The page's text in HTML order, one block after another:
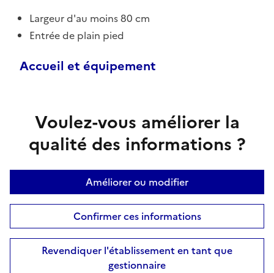
Largeur d'au moins 80 cm
Entrée de plain pied
Accueil et équipement
Voulez-vous améliorer la
qualité des informations ?
Améliorer ou modifier
Confirmer ces informations
Revendiquer l'établissement en tant que
gestionnaire